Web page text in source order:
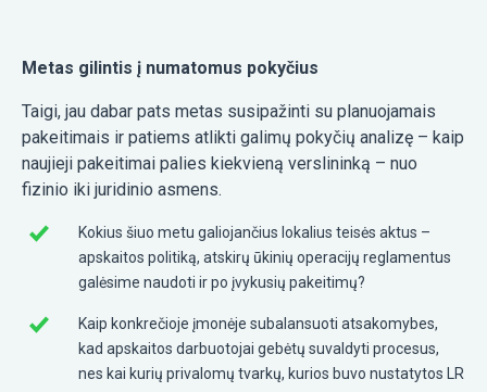
Metas gilintis į numatomus pokyčius
Taigi, jau dabar pats metas susipažinti su planuojamais
pakeitimais ir patiems atlikti galimų pokyčių analizę – kaip
naujieji pakeitimai palies kiekvieną verslininką – nuo
fizinio iki juridinio asmens.
Kokius šiuo metu galiojančius lokalius teisės aktus –
apskaitos politiką, atskirų ūkinių operacijų reglamentus
galėsime naudoti ir po įvykusių pakeitimų?
Kaip konkrečioje įmonėje subalansuoti atsakomybes,
kad apskaitos darbuotojai gebėtų suvaldyti procesus,
nes kai kurių privalomų tvarkų, kurios buvo nustatytos LR